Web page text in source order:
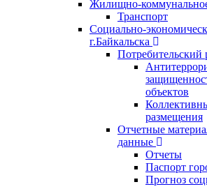
Жилищно-
Транспорт
Социально-
г.Байкальска
Потребительский
объектов
размещения
Отчетные
данные
Отчеты
Паспорт
Прогноз